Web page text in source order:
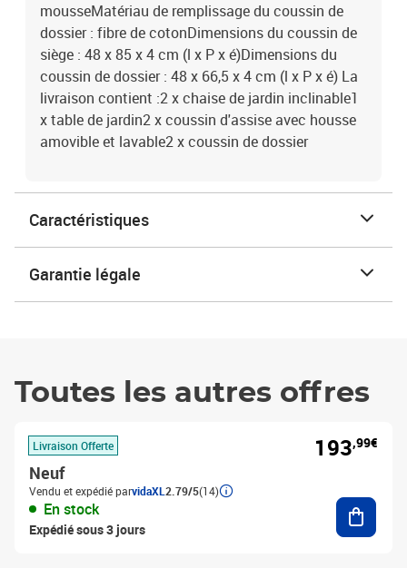
mousseMatériau de remplissage du coussin de
dossier : fibre de cotonDimensions du coussin de
siège : 48 x 85 x 4 cm (l x P x é)Dimensions du
coussin de dossier : 48 x 66,5 x 4 cm (l x P x é) La
livraison contient :2 x chaise de jardin inclinable1
x table de jardin2 x coussin d'assise avec housse
amovible et lavable2 x coussin de dossier
Caractéristiques
Garantie légale
Toutes les autres offres
Livraison Offerte
Neuf
Vendu et expédié parvidaXL 2.79/5(14)
En stock
Expédié sous 3 jours
193,99€